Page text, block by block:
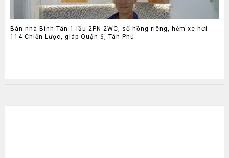
Bán nhà Bình Tân 1 lầu 2PN 2WC, sổ hồng riêng, hẻm xe hơi
114 Chiến Lược, giáp Quận 6, Tân Phú